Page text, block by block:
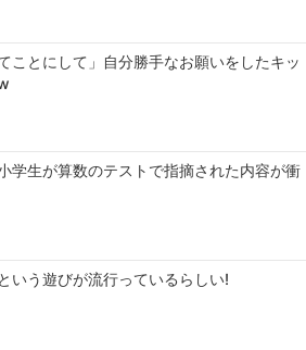
ことにして」自分勝手なお願いをしたキッ
学生が算数のテストで指摘された内容が衝
いう遊びが流行っているらしい!